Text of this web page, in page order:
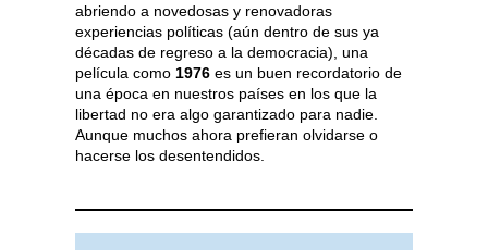
abriendo a novedosas y renovadoras
experiencias políticas (aún dentro de sus ya
décadas de regreso a la democracia), una
película como 1976 es un buen recordatorio de
una época en nuestros países en los que la
libertad no era algo garantizado para nadie.
Aunque muchos ahora prefieran olvidarse o
hacerse los desentendidos.